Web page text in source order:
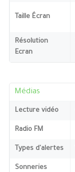
Taille Écran
Résolution
Ecran
Médias
Lecture vidéo
Radio FM
Types d'alertes
Sonneries